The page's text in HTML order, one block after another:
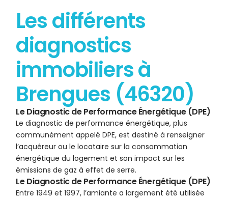
Les différents
diagnostics
immobiliers à
Brengues (46320)
Le Diagnostic de Performance Énergétique (DPE)
Le diagnostic de performance énergétique, plus
communément appelé DPE, est destiné à renseigner
l’acquéreur ou le locataire sur la consommation
énergétique du logement et son impact sur les
émissions de gaz à effet de serre.
Le Diagnostic de Performance Énergétique (DPE)
Entre 1949 et 1997, l’amiante a largement été utilisée